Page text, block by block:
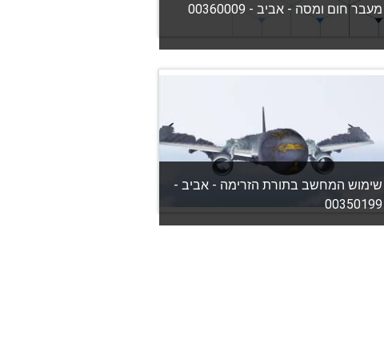
מעבר חום ומסה - אביב - 00360009
קטגוריה:
מורה: קומרן קאנייאן
שימוש המחשב בתורת הזרימה - אביב -
00350199